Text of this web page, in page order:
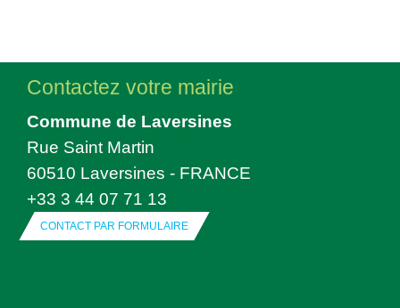
Contactez votre mairie
Commune de Laversines
Rue Saint Martin
60510 Laversines - FRANCE
+33 3 44 07 71 13
CONTACT PAR FORMULAIRE